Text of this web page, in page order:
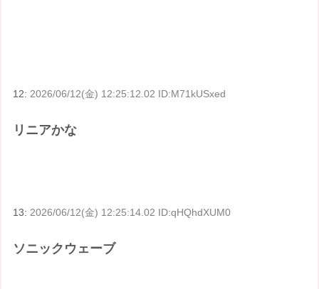
12: 2026/06/12(金) 12:25:12.02 ID:M71kUSxed
リニアかな
13: 2026/06/12(金) 12:25:14.02 ID:qHQhdXUM0
ソニックウェーブ